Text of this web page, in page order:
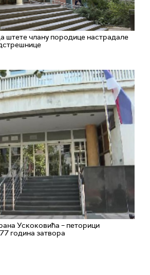
штете члану породице настрадале
Ускоковића – петорици
година затвора